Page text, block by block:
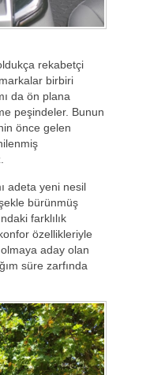
rekabetçi
birbiri
da ön plana
peşindeler. Bunun
önce gelen
adeta yeni nesil
bürünmüş
farklılık
özellikleriyle
aday olan
süre zarfında